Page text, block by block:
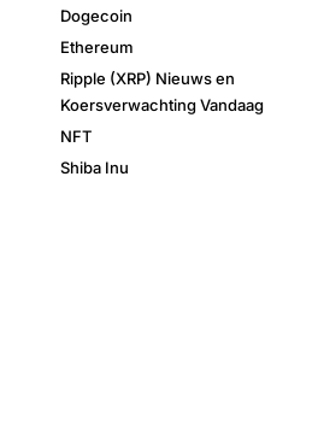
Dogecoin
Ethereum
Ripple (XRP) Nieuws en
Koersverwachting Vandaag
NFT
Shiba Inu